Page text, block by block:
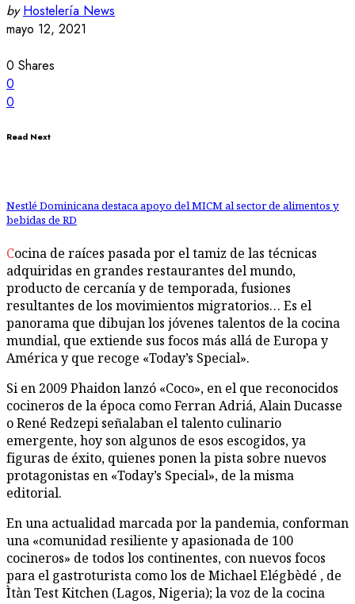
by Hostelería News
mayo 12, 2021
0 Shares
0
0
Read Next
Nestlé Dominicana destaca apoyo del MICM al sector de alimentos y
bebidas de RD
Cocina de raíces pasada por el tamiz de las técnicas
adquiridas en grandes restaurantes del mundo,
producto de cercanía y de temporada, fusiones
resultantes de los movimientos migratorios… Es el
panorama que dibujan los jóvenes talentos de la cocina
mundial, que extiende sus focos más allá de Europa y
América y que recoge «Today’s Special».
Si en 2009 Phaidon lanzó «Coco», en el que reconocidos
cocineros de la época como Ferran Adriá, Alain Ducasse
o René Redzepi señalaban el talento culinario
emergente, hoy son algunos de esos escogidos, ya
figuras de éxito, quienes ponen la pista sobre nuevos
protagonistas en «Today’s Special», de la misma
editorial.
En una actualidad marcada por la pandemia, conforman
una «comunidad resiliente y apasionada de 100
cocineros» de todos los continentes, con nuevos focos
para el gastroturista como los de Michael Elégbèdé , de
Ìtàn Test Kitchen (Lagos, Nigeria); la voz de la cocina